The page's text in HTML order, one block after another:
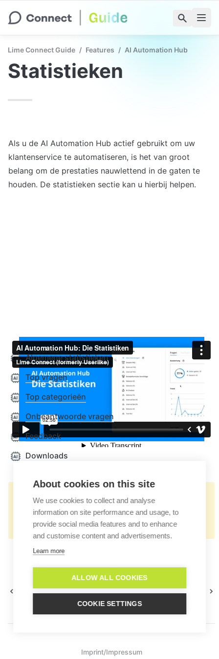
Lime Connect Guide / Features / AI Automation Hub
Statistieken
Als u de AI Automation Hub actief gebruikt om uw
klantenservice te automatiseren, is het van groot
belang om de prestaties nauwlettend in de gaten te
houden. De statistieken sectie kan u hierbij helpen.
Algemene statistieken
Top vragen
Top categorieën
Onbeantwoorde vragen
Feedback
Downloads
https://docs.userlike.com/features/ai-
automation-hub/statistics
Imprint/Impressum
About cookies on this site
We use cookies to collect and analyse
information on site performance and usage, to
provide social media features and to enhance
and customise content and advertisements.
Learn more
ALLOW ALL COOKIES
COOKIE SETTINGS